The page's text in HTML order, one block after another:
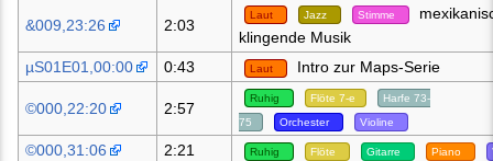
&009,23:26 2:03
Laut Jazz Stimme
klingende Musik
µS01E01,00:00
0:43 Laut Intro zur Maps-Serie
©000,22:20 2:57
Ruhig Flöte 7-e
Harfe 73-
75
Orchester Violine
©000,31:06 2:21 Ruhig Flöte Gitarre Piano